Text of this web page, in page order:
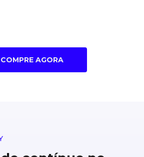
COMPRE AGORA